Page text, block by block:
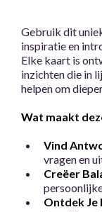
Gebruik dit
inspiratie en
Elke kaart is
inzichten die in
helpen om
Wat maakt
Vind
vragen en
Creëer
Ontdek Je